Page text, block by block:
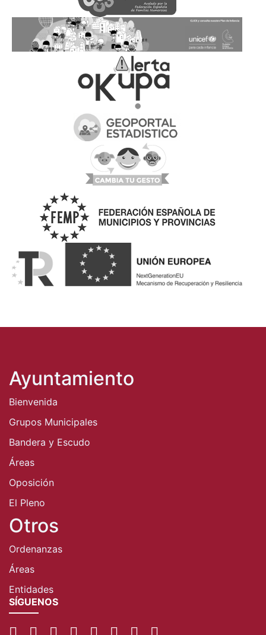
Ayuntamiento
Bienvenida
Grupos Municipales
Bandera y Escudo
Áreas
Oposición
El Pleno
Otros
Ordenanzas
Áreas
Entidades
SÍGUENOS